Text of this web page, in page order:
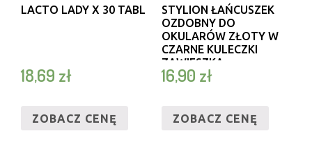
LACTO LADY X 30 TABL
18,69 zł
ZOBACZ CENĘ
STYLION ŁAŃCUSZEK
OZDOBNY DO
OKULARÓW ZŁOTY W
CZARNE KULECZKI
ZAWIESZKA
SZNURECZEK SLA-05
16,90 zł
ZOBACZ CENĘ